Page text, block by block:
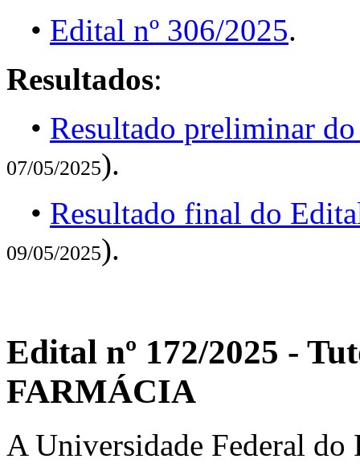
• Edital nº 306/2025.
Resultados:
• Resultado preliminar
07/05/2025).
• Resultado final do
09/05/2025).
Edital nº 172/2025 -
FARMÁCIA
A Universidade Federal do